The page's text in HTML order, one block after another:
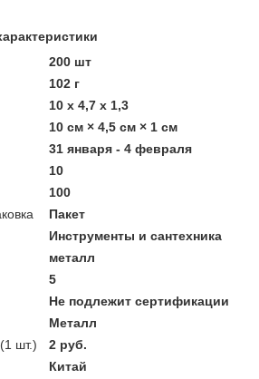
200 шт
102 г
10 x 4,7 x 1,3
10 см × 4,5 см × 1 см
31 января - 4 февраля
10
100
Пакет
Инструменты и сантехника
металл
5
Не подлежит сертификации
Металл
шт.)
2 руб.
Китай